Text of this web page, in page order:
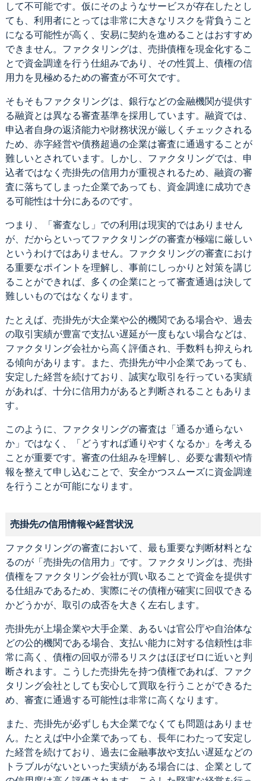
して不可能です。仮にそのようなサービスが存在したとし
ても、利用者にとっては非常に大きなリスクを背負うこと
になる可能性が高く、安易に契約を進めることはおすすめ
できません。ファクタリングは、売掛債権を現金化するこ
とで資金調達を行う仕組みであり、その性質上、債権の信
用力を見極めるための審査が不可欠です。
そもそもファクタリングは、銀行などの金融機関が提供す
る融資とは異なる審査基準を採用しています。融資では、
申込者自身の返済能力や財務状況が厳しくチェックされる
ため、赤字経営や債務超過の企業は審査に通過することが
難しいとされています。しかし、ファクタリングでは、申
込者ではなく売掛先の信用力が重視されるため、融資の審
査に落ちてしまった企業であっても、資金調達に成功でき
る可能性は十分にあるのです。
つまり、「審査なし」での利用は現実的ではありません
が、だからといってファクタリングの審査が極端に厳しい
というわけではありません。ファクタリングの審査におけ
る重要なポイントを理解し、事前にしっかりと対策を講じ
ることができれば、多くの企業にとって審査通過は決して
難しいものではなくなります。
たとえば、売掛先が大企業や公的機関である場合や、過去
の取引実績が豊富で支払い遅延が一度もない場合などは、
ファクタリング会社から高く評価され、手数料も抑えられ
る傾向があります。また、売掛先が中小企業であっても、
安定した経営を続けており、誠実な取引を行っている実績
があれば、十分に信用力があると判断されることもありま
す。
このように、ファクタリングの審査は「通るか通らない
か」ではなく、「どうすれば通りやすくなるか」を考える
ことが重要です。審査の仕組みを理解し、必要な書類や情
報を整えて申し込むことで、安全かつスムーズに資金調達
を行うことが可能になります。
売掛先の信用情報や経営状況
ファクタリングの審査において、最も重要な判断材料とな
るのが「売掛先の信用力」です。ファクタリングは、売掛
債権をファクタリング会社が買い取ることで資金を提供す
る仕組みであるため、実際にその債権が確実に回収できる
かどうかが、取引の成否を大きく左右します。
売掛先が上場企業や大手企業、あるいは官公庁や自治体な
どの公的機関である場合、支払い能力に対する信頼性は非
常に高く、債権の回収が滞るリスクはほぼゼロに近いと判
断されます。こうした売掛先を持つ債権であれば、ファク
タリング会社としても安心して買取を行うことができるた
め、審査に通過する可能性は非常に高くなります。
また、売掛先が必ずしも大企業でなくても問題はありませ
ん。たとえば中小企業であっても、長年にわたって安定し
た経営を続けており、過去に金融事故や支払い遅延などの
トラブルがないといった実績がある場合には、企業として